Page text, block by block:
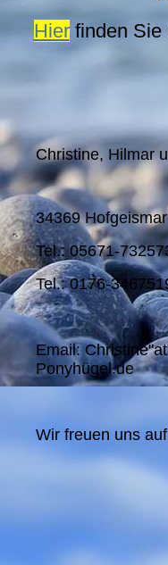
Hierfinden Sie
Christine, Hilmar
34369 Hofgeismar
Tel.: 05671-
Tel.: 0176-
Email:
Ponyhügel.de
Wir freuen uns